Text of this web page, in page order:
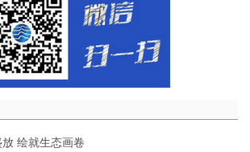
绘就生态画卷